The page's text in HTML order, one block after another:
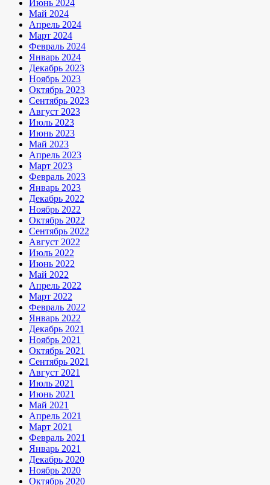
Июнь 2024
Май 2024
Апрель 2024
Март 2024
Февраль 2024
Январь 2024
Декабрь 2023
Ноябрь 2023
Октябрь 2023
Сентябрь 2023
Август 2023
Июль 2023
Июнь 2023
Май 2023
Апрель 2023
Март 2023
Февраль 2023
Январь 2023
Декабрь 2022
Ноябрь 2022
Октябрь 2022
Сентябрь 2022
Август 2022
Июль 2022
Июнь 2022
Май 2022
Апрель 2022
Март 2022
Февраль 2022
Январь 2022
Декабрь 2021
Ноябрь 2021
Октябрь 2021
Сентябрь 2021
Август 2021
Июль 2021
Июнь 2021
Май 2021
Апрель 2021
Март 2021
Февраль 2021
Январь 2021
Декабрь 2020
Ноябрь 2020
Октябрь 2020